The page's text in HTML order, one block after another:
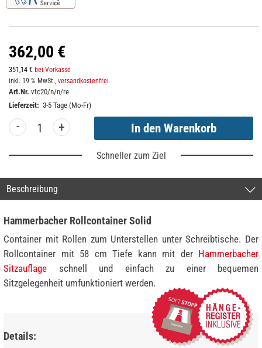
362,00 €
351,14 € bei Vorkasse
inkl. 19 % MwSt., versandkostenfrei
Art.Nr. vtc20/n/n/re
Lieferzeit: 3-5 Tage (Mo-Fr)
- +
Schneller zum Ziel
Beschreibung
Hammerbacher Rollcontainer Solid
Container mit Rollen zum Unterstellen unter Schreibtische. Der
Rollcontainer mit 58 cm Tiefe kann mit der Hammerbacher
Sitzauflage schnell und einfach zu einer bequemen
Sitzgelegenheit umfunktioniert werden.
Details: